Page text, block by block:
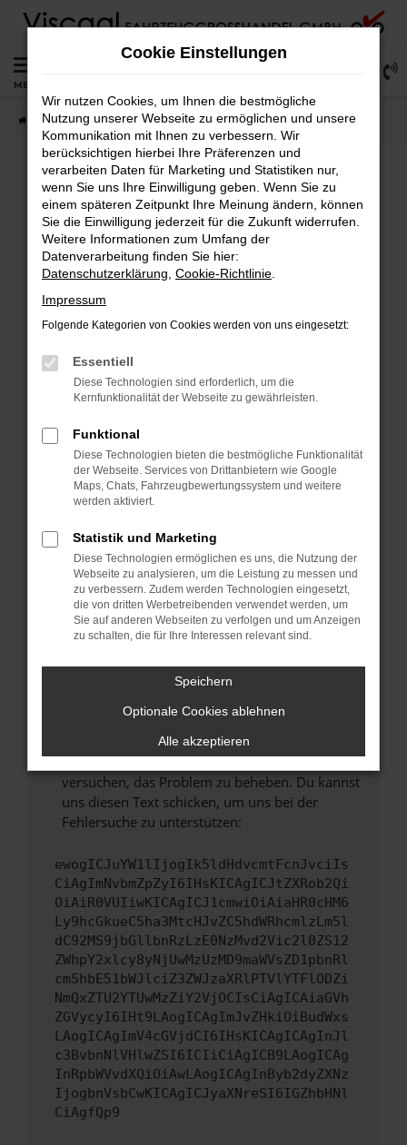
Zum
springen
MENÜ
Startseite Lagerfahrzeuge Fahrzeugsuche
Fehler: Network Error
Beim Laden ist ein Fehler aufgetreten.
Hier sind ein paar Tipps, die dir helfen können:
Überprüfe deine Firewall und deine
Laden andere Webseiten, zum Beispiel deine
Suchmaschine?
Prüfe deine Browsererweiterungen.
Manche Erweiterungen, wie Werbeblocker,
verhindern. Funktioniert die Seite in einem
anderen Browser oder in einem privaten
Fenster?
Starte dein Gerät neu.
Probleme zu beheben.
Stelle sicher, dass dein Browser und dein
Betriebssystem auf dem neuesten Stand
sind.
Veraltete Software birgt nicht nur ein
führen, dass bestimmte Funktionen nicht mehr
Wende dich an den Webseitenbetreiber.
Wenn du alle oben genannten Schritte versucht
hast, kontaktiere uns bitte. Wir werden
versuchen, das Problem zu beheben. Du kannst
uns diesen Text schicken, um uns bei der
Fehlersuche zu unterstützen:
ewogICJuYW1lIjogIk5ldHdvcmtFcnJvciIs
CiAgImNvbmZpZyI6IHsKICAgICJtZXRob2Qi
OiAiR0VUIiwKICAgICJ1cmwiOiAiaHR0cHM6
Ly9hcGkueC5ha3MtcHJvZC5hdWRhcmlzLm5l
dC92MS9jbGllbnRzLzE0NzMvd2Vic2l0ZS12
ZWhpY2xlcy8yNjUwMzUzMD9maWVsZD1pbnRl
cm5hbE51bWJlciZ3ZWJzaXRlPTVlYTFlODZi
NmQxZTU2YTUwMzZiY2VjOCIsCiAgICAiaGVh
ZGVycyI6IHt9LAogICAgImJvZHkiOiBudWxs
LAogICAgImV4cGVjdCI6IHsKICAgICAgInJl
c3BvbnNlVHlwZSI6ICIiCiAgICB9LAogICAg
InRpbWVvdXQiOiAwLAogICAgInByb2dyZXNz
IjogbnVsbCwKICAgICJyaXNreSI6IGZhbHNl
CiAgfQp9
Cookie Einstellungen
Wir nutzen Cookies, um Ihnen die bestmögliche
Nutzung unserer Webseite zu ermöglichen und unsere
Kommunikation mit Ihnen zu verbessern. Wir
berücksichtigen hierbei Ihre Präferenzen und
verarbeiten Daten für Marketing und Statistiken nur,
wenn Sie uns Ihre Einwilligung geben. Wenn Sie zu
einem späteren Zeitpunkt Ihre Meinung ändern, können
Sie die Einwilligung jederzeit für die Zukunft widerrufen.
Weitere Informationen zum Umfang der
Datenverarbeitung finden Sie hier:
Datenschutzerklärung Cookie-Richtlinie
Impressum
Folgende Kategorien von Cookies werden von uns eingesetzt:
Essentiell
Diese Technologien sind erforderlich, um die
Kernfunktionalität der Webseite zu gewährleisten.
Funktional
Diese Technologien bieten die bestmögliche Funktionalität
der Webseite. Services von Drittanbietern wie Google
Maps, Chats, Fahrzeugbewertungssystem und weitere
werden aktiviert.
Statistik und Marketing
Diese Technologien ermöglichen es uns, die Nutzung der
Webseite zu analysieren, um die Leistung zu messen und
zu verbessern. Zudem werden Technologien eingesetzt,
die von dritten Werbetreibenden verwendet werden, um
Sie auf anderen Webseiten zu verfolgen und um Anzeigen
zu schalten, die für Ihre Interessen relevant sind.
Speichern
Optionale Cookies ablehnen
Alle akzeptieren